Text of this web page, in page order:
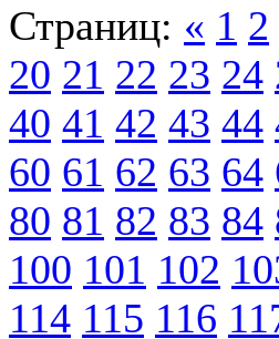
Страниц: « 1 2
20 21 22 23 24
40 41 42 43 44
60 61 62 63 64
80 81 82 83 84
100 101 102
114 115 116